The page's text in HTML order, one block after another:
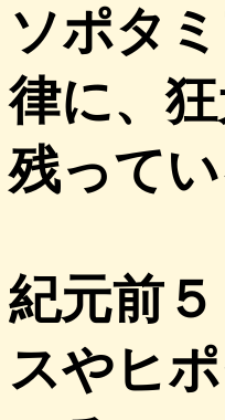
ソポタ
律に、
残って
紀元前
スやヒ